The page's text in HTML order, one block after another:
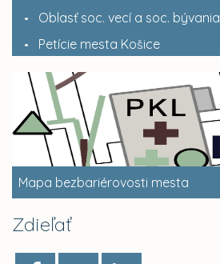
Oblasť soc. vecí a soc. bývania
Petície mesta Košice
Mapa bezbariérovosti mesta
Zdieľať